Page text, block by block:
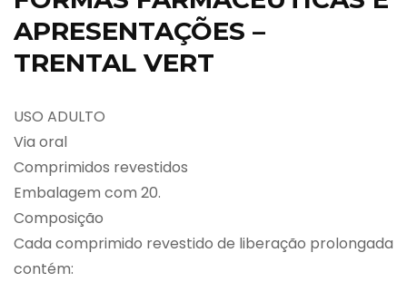
APRESENTAÇÕES –
TRENTAL VERT
USO ADULTO
Via oral
Comprimidos revestidos
Embalagem com 20.
Composição
Cada comprimido revestido de liberação prolongada
contém: